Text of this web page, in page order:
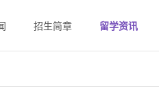
招生简章 留学资讯